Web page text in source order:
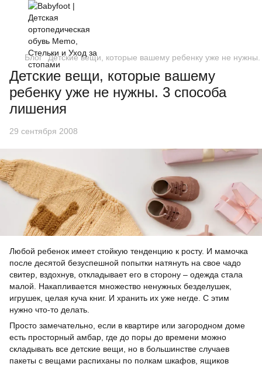
Блог Детские вещи, которые вашему ребенку уже не
Детские вещи, которые вашему
ребенку уже не нужны. 3 способа
лишения
29 сентября 2008
Любой ребенок имеет стойкую тенденцию к росту. И мамочка
после десятой безуспешной попытки натянуть на свое чадо
свитер, вздохнув, откладывает его в сторону – одежда стала
малой. Накапливается множество ненужных безделушек,
игрушек, целая куча книг. И хранить их уже негде. С этим
нужно что-то делать.
Просто замечательно, если в квартире или загородном доме
есть просторный амбар, где до поры до времени можно
складывать все детские вещи, но в большинстве случаев
пакеты с вещами распиханы по полкам шкафов, ящиков